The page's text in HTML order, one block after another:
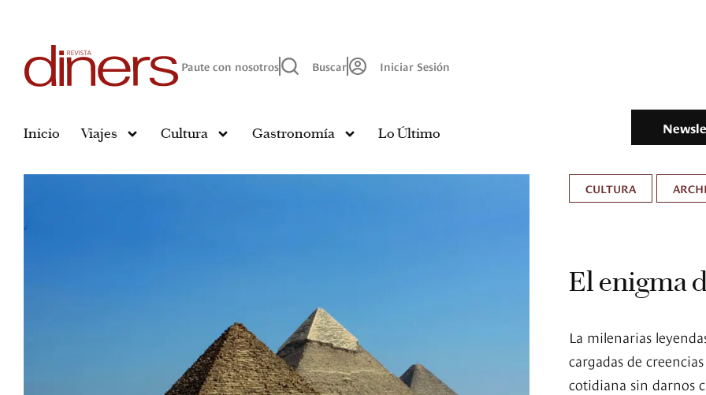
Paute con nosotros Buscar Iniciar Sesión
Inicio Viajes Cultura Gastronomía Lo Último
CULTURA
El enigma
La milenarias
cargadas de
cotidiana sin darnos